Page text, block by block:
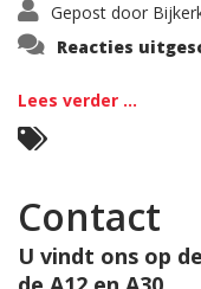
Gepost door
Reacties
Lees verder ...
Contact
U vindt ons op